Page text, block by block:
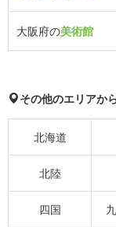
大阪府の美術館
その他のエリアか
北海道
北陸
四国